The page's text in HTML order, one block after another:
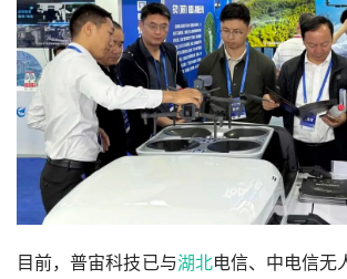
目前，普宙科技已与湖北电信、中电信无